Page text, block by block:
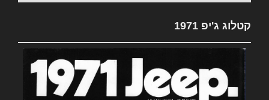
קטלוג ג'יפ 1971